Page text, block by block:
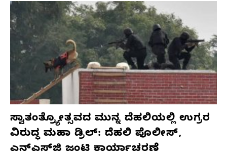
ಸ್ವಾತಂತ್ರ್ಯೋತ್ಸವದ ಮುನ್ನ ದೆಹಲಿಯಲ್ಲಿ ಉಗ್ರರ
ವಿರುದ್ಧ ಮಹಾ ಡ್ರಿಲ್: ದೆಹಲಿ ಪೊಲೀಸ್,
ಎನ್‌ಎಸ್‌ಜಿ ಜಂಟಿ ಕಾರ್ಯಾಚರಣೆ